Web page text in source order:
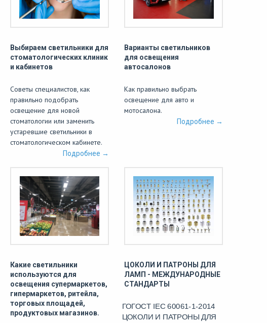
Выбираем светильники для
стоматологических клиник
и кабинетов
Советы специалистов, как
правильно подобрать
освещение для новой
стоматологии или заменить
устаревшие светильники в
стоматологическом кабинете.
Подробнее →
Варианты светильников
для освещения
автосалонов
Как правильно выбрать
освещение для авто и
мотосалона.
Подробнее →
Какие светильники
используются для
освещения супермаркетов,
гипермаркетов, ритейла,
торговых площадей,
продуктовых магазинов.
ЦОКОЛИ И ПАТРОНЫ ДЛЯ
ЛАМП - МЕЖДУНАРОДНЫЕ
СТАНДАРТЫ
ГОГОСТ IEC 60061-1-2014
ЦОКОЛИ И ПАТРОНЫ ДЛЯ